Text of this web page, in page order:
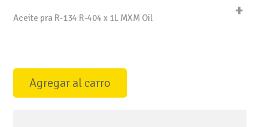
+
Aceite pra R-134 R-404 x 1L MXM Oil
Agregar al carro